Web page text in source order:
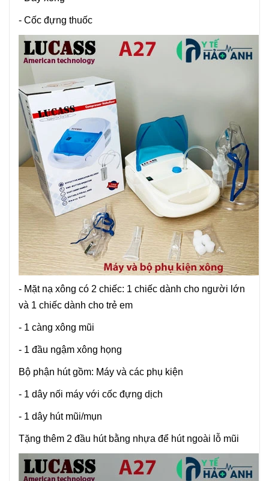
- Cốc đựng thuốc
- Mặt nạ xông có 2 chiếc: 1 chiếc dành cho người lớn
và 1 chiếc dành cho trẻ em
- 1 càng xông mũi
- 1 đầu ngậm xông họng
Bộ phận hút gồm: Máy và các phụ kiện
- 1 dây nối máy với cốc đựng dịch
- 1 dây hút mũi/mụn
Tặng thêm 2 đầu hút bằng nhựa để hút ngoài lỗ mũi